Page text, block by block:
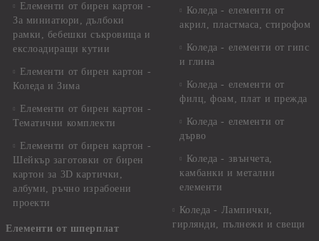
Елементи от бирен картон -
За миниатюри, дълбоки
рамки, бебешки съкровища и
екслоадиращи кутии
Елементи от бирен картон -
Коледа и Зима
Елементи от бирен картон -
Тематични комплекти
Елементи от бирен картон -
Шейкър заготовки от бирен
картон за 3D картички,
албуми, ръчно израбоени
проекти
Елементи от шперплат
Коледа - елементи от
акрил, пластмаса, стирофом
Коледа - елементи от гипс
и глина
Коледа - елементи от
филц, фоам, плат и прежда
Коледа - елементи от
дърво
Коледа - звънчета,
камбанки и метални
елементи
Коледа - Лампички,
гирлянди, пълнежи и свещи